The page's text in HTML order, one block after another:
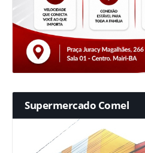
Supermercado Comel